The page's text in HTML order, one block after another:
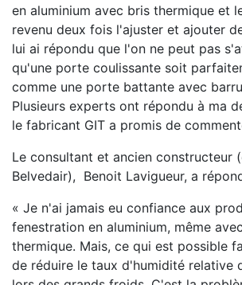
en aluminium avec bris thermique et
revenu deux fois l'ajuster et ajouter
lui ai répondu que l'on ne peut pas
qu'une porte coulissante soit
comme une porte battante avec
Plusieurs experts ont répondu à ma
le fabricant GIT a promis de
Le consultant et ancien constructeur
Belvedair), Benoit Lavigueur, a
« Je n'ai jamais eu confiance aux
fenestration en aluminium, même
thermique. Mais, ce qui est possible
de réduire le taux d'humidité relative